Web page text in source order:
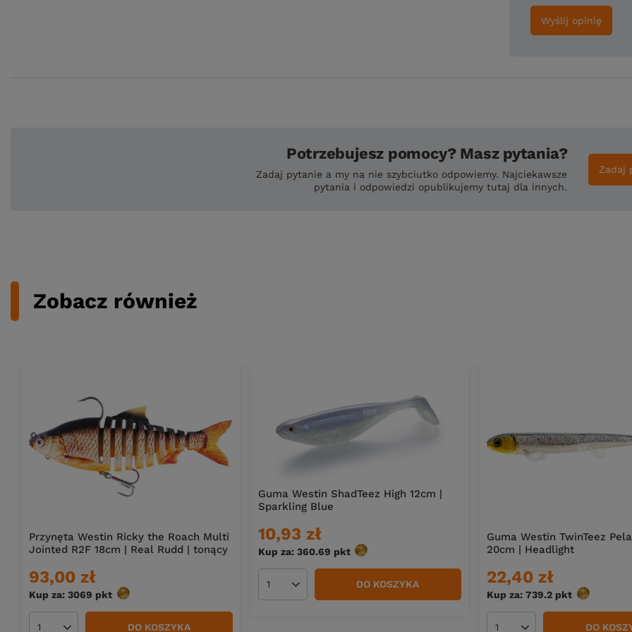
Wyślij opinię
Potrzebujesz pomocy? Masz pytania?
Zadaj pytanie a my na nie szybciutko odpowiemy. Najciekawsze
pytania i odpowiedzi opublikujemy tutaj dla innych.
Zadaj
Zobacz również
Przynęta Westin Ricky the Roach Multi
Jointed R2F 18cm | Real Rudd | tonący
93,00 zł
Kup za: 3069 pkt punktów
DO KOSZYKA
Guma Westin ShadTeez High 12cm |
Sparkling Blue
10,93 zł
Kup za: 360.69 pktpunktów
Ilość produktów DO KOSZYKA
Guma Westin TwinTeez
20cm | Headlight
22,40 zł
Kup za: 739.2 pkt punktów
DO